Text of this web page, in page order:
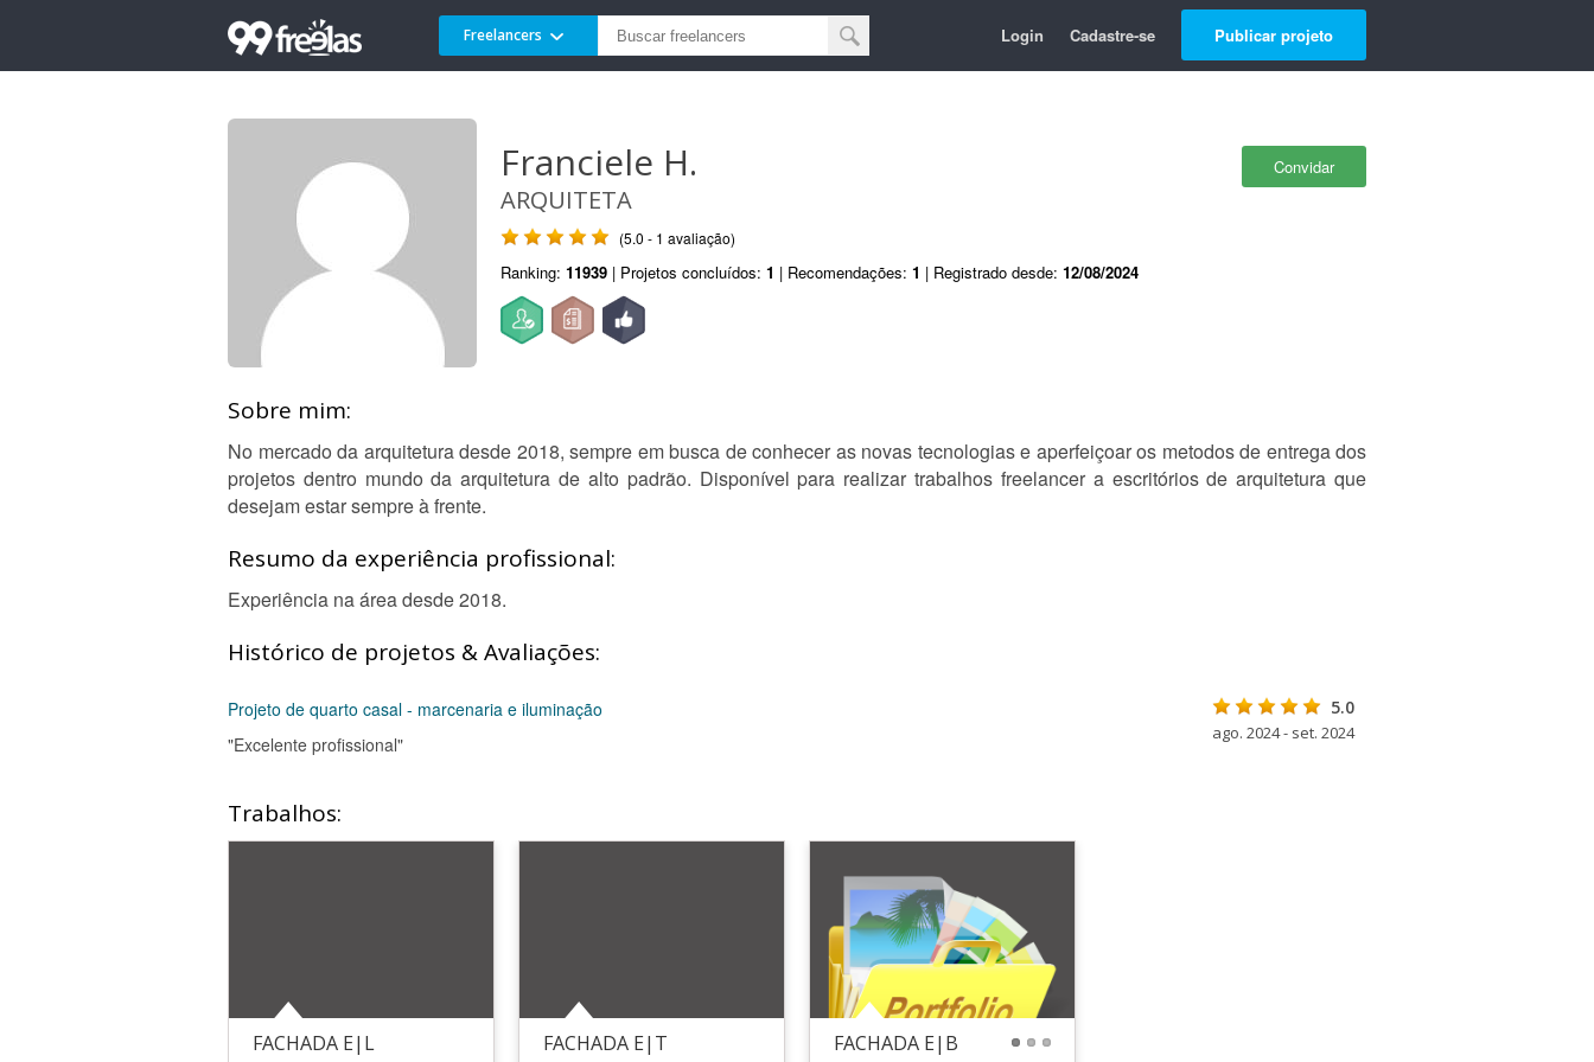
Freelancers Login Cadastre-se Publicar projeto
Convidar
Franciele H.
ARQUITETA
(5.0 - 1 avaliação)
Ranking: 11939 | Projetos concluídos: 1 | Recomendações: 1 | Registrado desde: 12/08/2024
Sobre mim:
No mercado da arquitetura desde 2018, sempre em busca de conhecer as novas tecnologias e aperfeiçoar os metodos de entrega dos
projetos dentro mundo da arquitetura de alto padrão. Disponível para realizar trabalhos freelancer a escritórios de arquitetura que
desejam estar sempre à frente.
Resumo da experiência profissional:
Experiência na área desde 2018.
Histórico de projetos & Avaliações:
Projeto de quarto casal - marcenaria e iluminação
"Excelente profissional"
5.0
ago. 2024 - set. 2024
Trabalhos:
FACHADA E|L FACHADA E|T FACHADA E|B